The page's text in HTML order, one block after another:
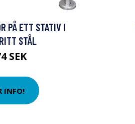
PÅ ETT STATIV I
STÅL
SEK
INFO!